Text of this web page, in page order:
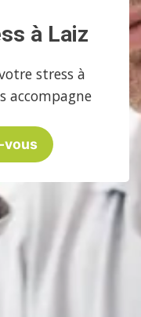
à Laiz
stress à
accompagne
vous